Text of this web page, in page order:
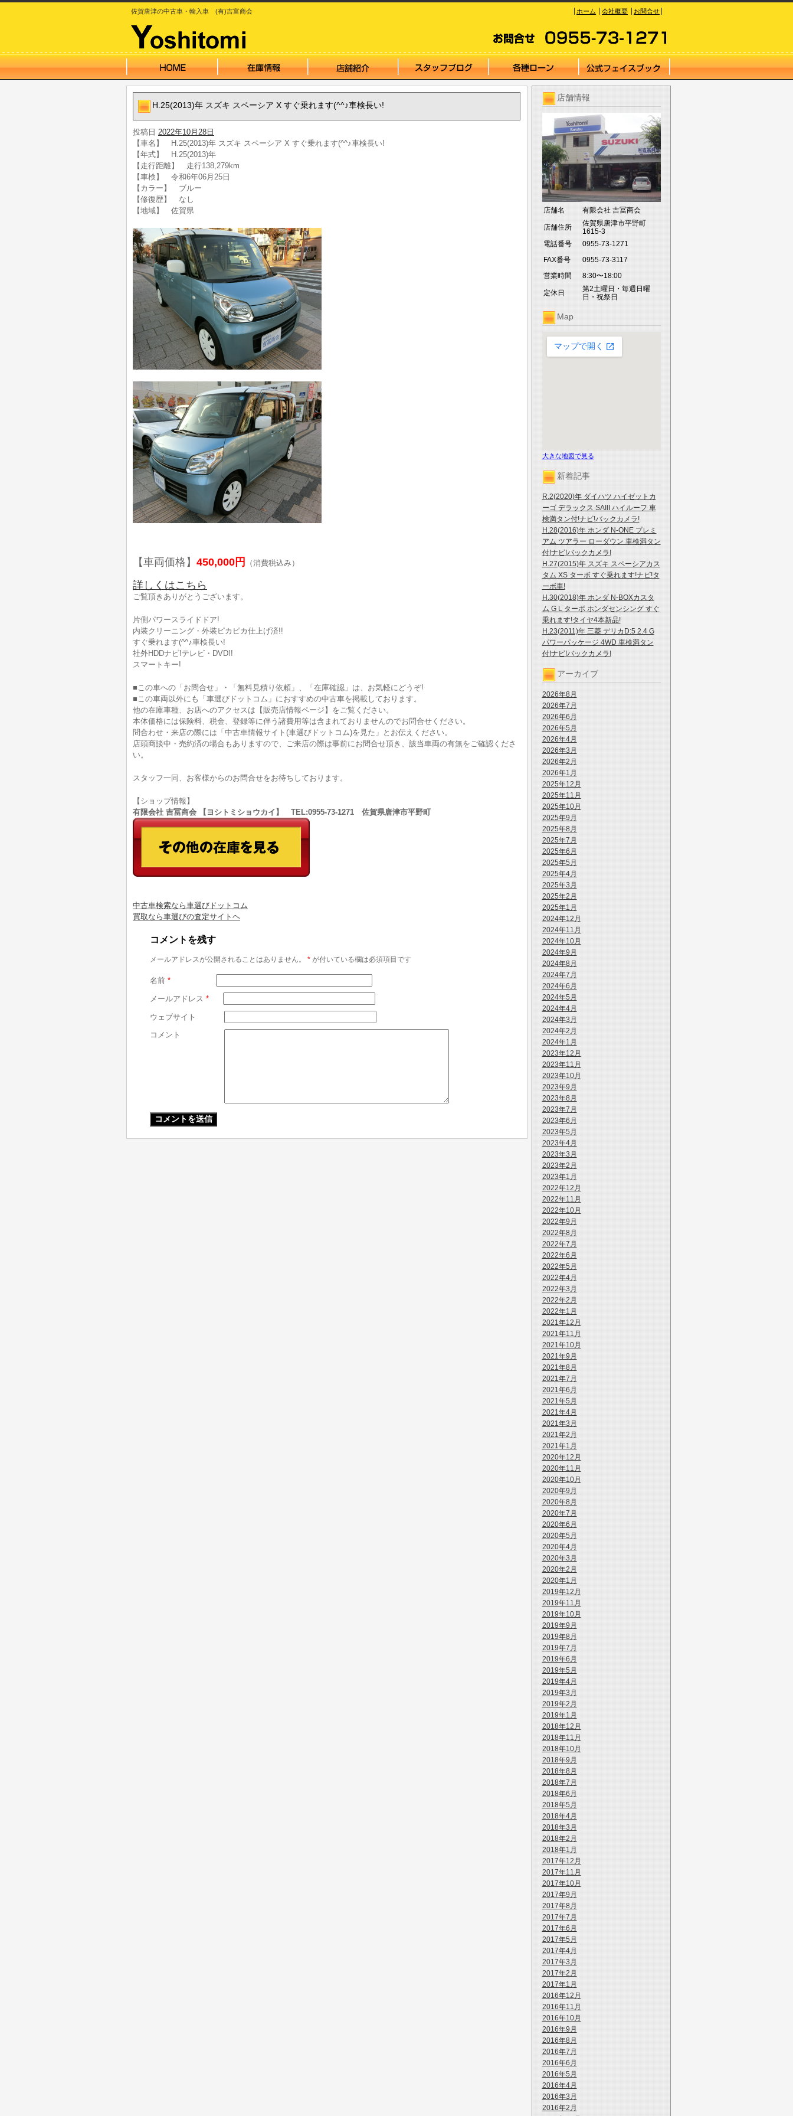
佐賀唐津の中古車・輸入車 (有)吉富商会 ホーム 会社概要 お問合せ
店舗情報
店舗名 有限会社 吉冨商会
店舗住所
佐賀県唐津市平野町
1615-3
電話番号
0955-73-1271
FAX番号
0955-73-3117
営業時間
8:30〜18:00
定休日
第2土曜日・毎週日曜
日・祝祭日
Map
大きな地図で見る
新着記事
R.2(2020)年 ダイハツ ハイゼットカ
ーゴ デラックス SAIII ハイルーフ 車
検満タン付!ナビ!バックカメラ!
H.28(2016)年 ホンダ N-ONE プレミ
アム ツアラー ローダウン 車検満タン
付!ナビ!バックカメラ!
H.27(2015)年 スズキ スペーシアカス
タム XS ターボ すぐ乗れます!ナビ!タ
ーボ車!
H.30(2018)年 ホンダ N-BOXカスタ
ム G L ターボ ホンダセンシング すぐ
乗れます!タイヤ4本新品!
H.23(2011)年 三菱 デリカD:5 2.4 G
パワーパッケージ 4WD 車検満タン
付!ナビ!バックカメラ!
アーカイブ
2026年8月
2026年7月
2026年6月
2026年5月
2026年4月
2026年3月
2026年2月
2026年1月
2025年12月
2025年11月
2025年10月
2025年9月
2025年8月
2025年7月
2025年6月
2025年5月
2025年4月
2025年3月
2025年2月
2025年1月
2024年12月
2024年11月
2024年10月
2024年9月
2024年8月
2024年7月
2024年6月
2024年5月
2024年4月
2024年3月
2024年2月
2024年1月
2023年12月
2023年11月
2023年10月
2023年9月
2023年8月
2023年7月
2023年6月
2023年5月
2023年4月
2023年3月
2023年2月
2023年1月
2022年12月
2022年11月
2022年10月
2022年9月
2022年8月
2022年7月
2022年6月
2022年5月
2022年4月
2022年3月
2022年2月
2022年1月
2021年12月
2021年11月
2021年10月
2021年9月
2021年8月
2021年7月
2021年6月
2021年5月
2021年4月
2021年3月
2021年2月
2021年1月
2020年12月
2020年11月
2020年10月
2020年9月
2020年8月
2020年7月
2020年6月
2020年5月
2020年4月
2020年3月
2020年2月
2020年1月
2019年12月
2019年11月
2019年10月
2019年9月
2019年8月
2019年7月
2019年6月
2019年5月
2019年4月
2019年3月
2019年2月
2019年1月
2018年12月
2018年11月
2018年10月
2018年9月
2018年8月
2018年7月
2018年6月
2018年5月
2018年4月
2018年3月
2018年2月
2018年1月
2017年12月
2017年11月
2017年10月
2017年9月
2017年8月
2017年7月
2017年6月
2017年5月
2017年4月
2017年3月
2017年2月
2017年1月
2016年12月
2016年11月
2016年10月
2016年9月
2016年8月
2016年7月
2016年6月
2016年5月
2016年4月
2016年3月
2016年2月
H.25(2013)年 スズキ スペーシア X すぐ乗れます(^^♪車検長い!
投稿日 2022年10月28日
【車名】 H.25(2013)年 スズキ スペーシア X すぐ乗れます(^^♪車検長い!
【年式】 H.25(2013)年
【走行距離】 走行138,279km
【車検】 令和6年06月25日
【カラー】 ブルー
【修復歴】 なし
【地域】 佐賀県
【車両価格】 450,000円 （消費税込み）
詳しくはこちら
ご覧頂きありがとうございます。
片側パワースライドドア!
内装クリーニング・外装ピカピカ仕上げ済!!
すぐ乗れます(^^♪車検長い!
社外HDDナビ!テレビ・DVD!!
スマートキー!
■この車への「お問合せ」・「無料見積り依頼」、「在庫確認」は、お気軽にどうぞ!
■この車両以外にも「車選びドットコム」におすすめの中古車を掲載しております。
他の在庫車種、お店へのアクセスは【販売店情報ページ】をご覧ください。
本体価格には保険料、税金、登録等に伴う諸費用等は含まれておりませんのでお問合せください。
問合わせ・来店の際には「中古車情報サイト(車選びドットコム)を見た」とお伝えください。
店頭商談中・売約済の場合もありますので、ご来店の際は事前にお問合せ頂き、該当車両の有無をご確認くださ
い。
スタッフ一同、お客様からのお問合せをお待ちしております。
【ショップ情報】
有限会社 吉冨商会 【ヨシトミショウカイ】 TEL:0955-73-1271 佐賀県唐津市平野町
中古車検索なら車選びドットコム
買取なら車選びの査定サイトヘ
コメントを残す
メールアドレスが公開されることはありません。 * が付いている欄は必須項目です
名前 *
メールアドレス *
ウェブサイト
コメント